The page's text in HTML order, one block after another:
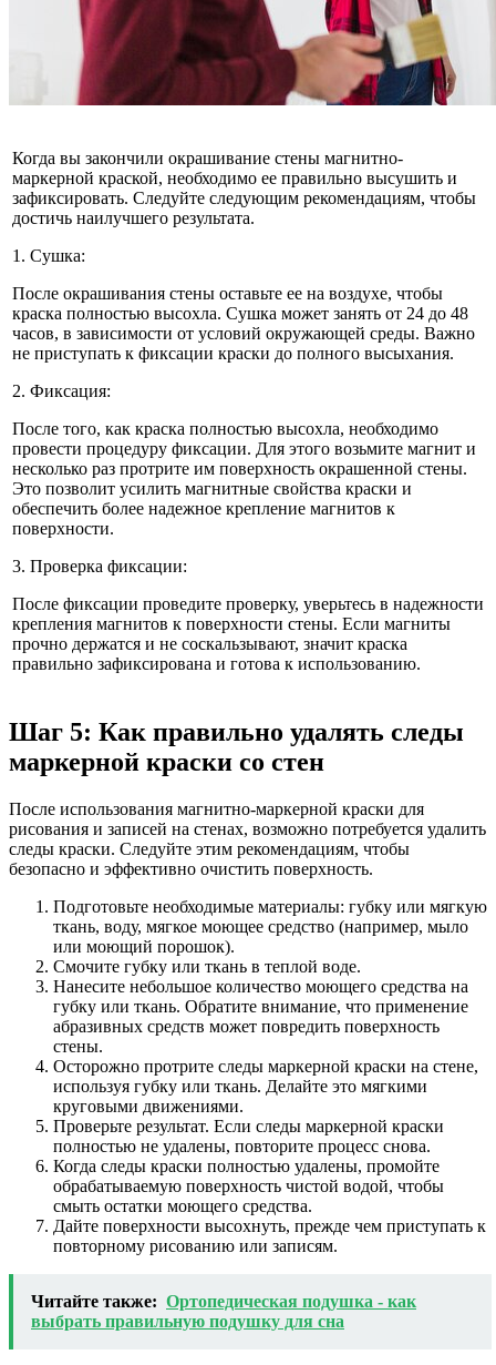
Когда вы закончили окрашивание стены магнитно-
маркерной краской, необходимо ее правильно высушить и
зафиксировать. Следуйте следующим рекомендациям, чтобы
достичь наилучшего результата.
1. Сушка:
После окрашивания стены оставьте ее на воздухе, чтобы
краска полностью высохла. Сушка может занять от 24 до 48
часов, в зависимости от условий окружающей среды. Важно
не приступать к фиксации краски до полного высыхания.
2. Фиксация:
После того, как краска полностью высохла, необходимо
провести процедуру фиксации. Для этого возьмите магнит и
несколько раз протрите им поверхность окрашенной стены.
Это позволит усилить магнитные свойства краски и
обеспечить более надежное крепление магнитов к
поверхности.
3. Проверка фиксации:
После фиксации проведите проверку, уверьтесь в надежности
крепления магнитов к поверхности стены. Если магниты
прочно держатся и не соскальзывают, значит краска
правильно зафиксирована и готова к использованию.
Шаг 5: Как правильно удалять следы
маркерной краски со стен
После использования магнитно-маркерной краски для
рисования и записей на стенах, возможно потребуется удалить
следы краски. Следуйте этим рекомендациям, чтобы
безопасно и эффективно очистить поверхность.
Подготовьте необходимые материалы: губку или мягкую
ткань, воду, мягкое моющее средство (например, мыло
или моющий порошок).
Смочите губку или ткань в теплой воде.
Нанесите небольшое количество моющего средства на
губку или ткань. Обратите внимание, что применение
абразивных средств может повредить поверхность
стены.
Осторожно протрите следы маркерной краски на стене,
используя губку или ткань. Делайте это мягкими
круговыми движениями.
Проверьте результат. Если следы маркерной краски
полностью не удалены, повторите процесс снова.
Когда следы краски полностью удалены, промойте
обрабатываемую поверхность чистой водой, чтобы
смыть остатки моющего средства.
Дайте поверхности высохнуть, прежде чем приступать к
повторному рисованию или записям.
Читайте также: Ортопедическая подушка - как
выбрать правильную подушку для сна